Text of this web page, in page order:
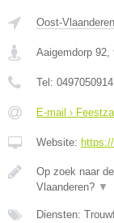
Oost-Vlaanderen
Aaigemdorp 92,
Tel: 0497050914
E-mail ›
Website:
Op zoek naar
Vlaanderen? ▼
Diensten: